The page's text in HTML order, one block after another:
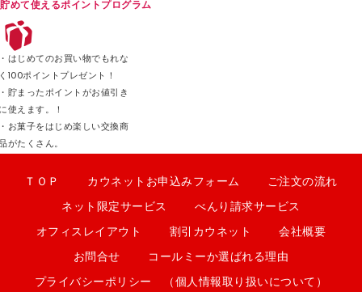
貯めて使えるポイントプログラム
はじめてのお買い物でもれな
100ポイントプレゼント！
貯まったポイントがお値引き
使えます。！
お菓子をはじめ楽しい交換商
がたくさん。
ＴＯＰ カウネットお申込みフォーム ご注文の流れ
ネット限定サービス べんり請求サービス
オフィスレイアウト 割引カウネット 会社概要
お問合せ コールミーか選ばれる理由
プライバシーポリシー （個人情報取り扱いについて）